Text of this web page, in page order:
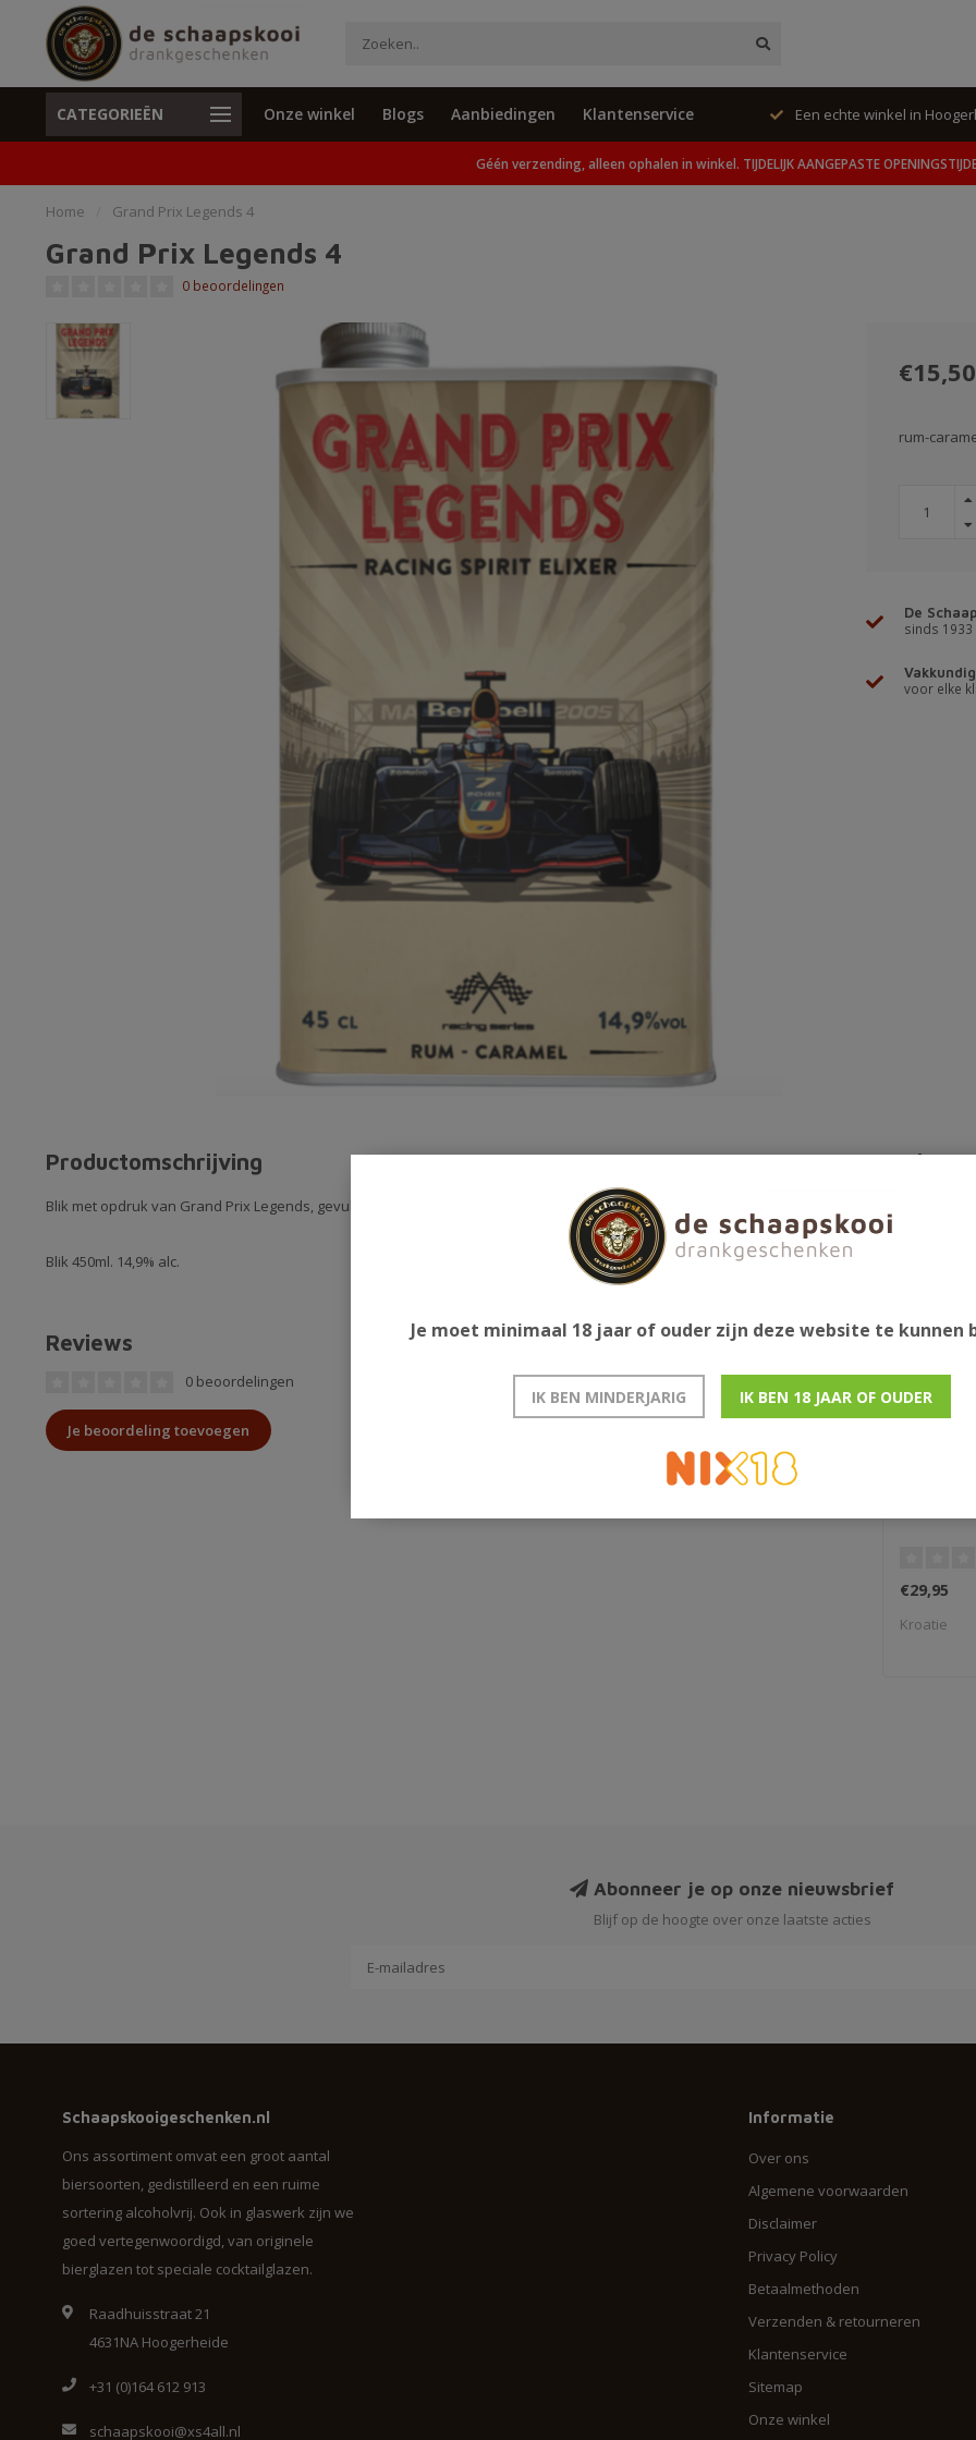
CATEGORIEËN Onze winkel Blogs Aanbiedingen Klantenservice
Unieke cadeaus en specials Geen verzending, alleen ophalen in winkel. Een echte winkel in
Géén verzending, alleen ophalen in winkel. TIJDELIJK AANGEPASTE
Home Grand Prix Legends 4
Grand Prix Legends 4
0 beoordelingen
€15,50
rum-
De
sinds 1933
voor elke
Productomschrijving
Blik met opdruk van Grand Prix Legends, gevuld met rum-caramellikeur.
Blik 450ml. 14,9% alc.
Reviews
0 beoordelingen
Je beoordeling toevoegen
€29,95
Kroatie
Abonneer je op onze nieuwsbrief
Blijf op de hoogte over onze laatste acties
Schaapskooigeschenken.nl
Ons assortiment omvat een groot aantal
biersoorten, gedistilleerd en een ruime
sortering alcoholvrij. Ook in glaswerk zijn we
goed vertegenwoordigd, van originele
bierglazen tot speciale cocktailglazen.
Raadhuisstraat 21
4631NA Hoogerheide
+31 (0)164 612 913
schaapskooi@xs4all.nl
Informatie
Over ons
Algemene voorwaarden
Disclaimer
Privacy Policy
Betaalmethoden
Verzenden & retourneren
Klantenservice
Sitemap
Onze winkel
Je moet minimaal 18 jaar of ouder zijn deze website te kunnen
IK BEN MINDERJARIG IK BEN 18 JAAR OF OUDER